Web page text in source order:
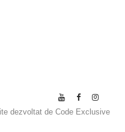
dezvoltat de Code Exclusive